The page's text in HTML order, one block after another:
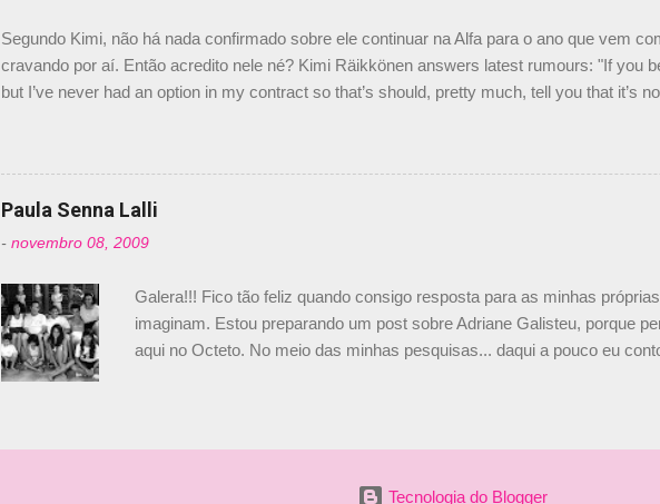
Segundo Kimi, não há nada confirmado sobre ele continuar na Alfa para o ano que vem
cravando por aí. Então acredito nele né? Kimi Räikkönen answers latest rumours: "If you
but I’ve never had an option in my contract so that’s should, pretty much, tell you that it’s
falando sobre o fato do Iceman estar há tantos anos na F1. What is it like to have Kimi as
@RGrosjean ! #EifelGP 🇩🇪 #F1 pic.twitter.com/GSAu1LWnwW — Formula 1 (@F1)
Paula Senna Lalli
- novembro 08, 2009
Galera!!! Fico tão feliz quando consigo resposta para as minhas
imaginam. Estou preparando um post sobre Adriane Galisteu, porque
aqui no Octeto. No meio das minhas pesquisas... daqui a pouco eu
Bruno, é sua irmã caçula, Paula Senna. Fui questionada, porque todos
Vamos lá! Bonitinha, né? Bobeira, mas fiquei feliz. Acho que em 2010,
Tecnologia do Blogger